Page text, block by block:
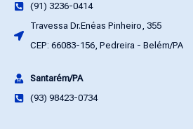
(91) 3236-0414
Travessa Dr.Enéas Pinheiro, 355
CEP: 66083-156, Pedreira - Belém/PA
Santarém/PA
(93) 98423-0734